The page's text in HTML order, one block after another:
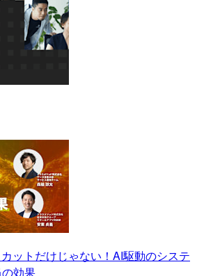
カットだけじゃない！AI駆動のシステ
効果